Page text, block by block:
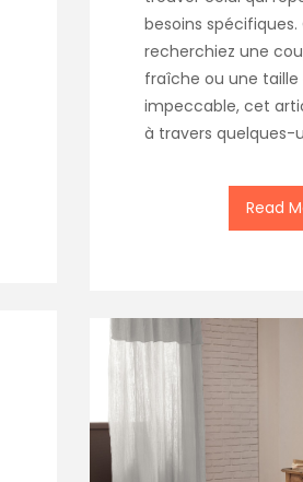
besoins spécifiques.
recherchiez une
fraîche ou une taille
impeccable, cet
à travers quelques-
Read